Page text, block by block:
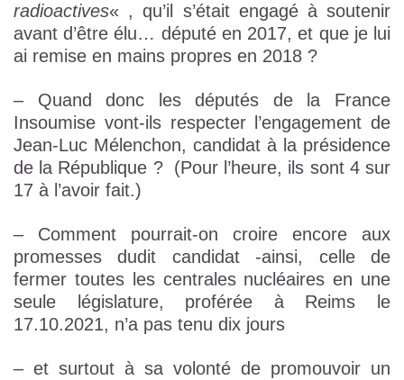
radioactives« , qu’il s’était engagé à soutenir
avant d’être élu… député en 2017, et que je lui
ai remise en mains propres en 2018 ?
– Quand donc les députés de la France
Insoumise vont-ils respecter l’engagement de
Jean-Luc Mélenchon, candidat à la présidence
de la République ? (Pour l’heure, ils sont 4 sur
17 à l’avoir fait.)
– Comment pourrait-on croire encore aux
promesses dudit candidat -ainsi, celle de
fermer toutes les centrales nucléaires en une
seule législature, proférée à Reims le
17.10.2021, n’a pas tenu dix jours
– et surtout à sa volonté de promouvoir un